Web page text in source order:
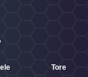
Tore